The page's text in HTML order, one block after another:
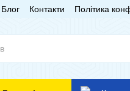
Блог Контакти Політика